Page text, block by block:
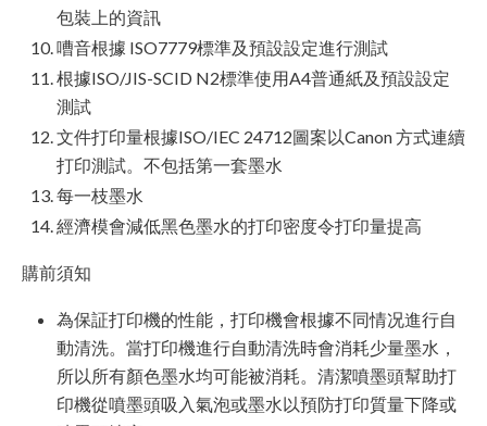
包裝上的資訊
嘈音根據 ISO7779標準及預設設定進行測試
根據ISO/JIS-SCID N2標準使用A4普通紙及預設設定
測試
文件打印量根據ISO/IEC 24712圖案以Canon 方式連續
打印測試。不包括第一套墨水
每一枝墨水
經濟模會減低黑色墨水的打印密度令打印量提高
購前須知
為保証打印機的性能，打印機會根據不同情况進行自
動清洗。當打印機進行自動清洗時會消耗少量墨水，
所以所有顏色墨水均可能被消耗。清潔噴墨頭幫助打
印機從噴墨頭吸入氣泡或墨水以預防打印質量下降或